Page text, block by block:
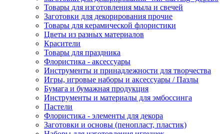
Товары для изготовления мыла и свечей
Заготовки для декорирования прочие
Товары для керамической флористики
Цветы из разных материалов
Красители
Товары для праздника
Флористика - аксессуары
Инструменты и принадлежности для творчества
Игры, игровые наборы и аксессуары / Пазлы
Бумага и бумажная продукция
Инструменты и материалы для эмбоссинга
Пастели
Флористика - элементы для декора
Заготовки и основы (пенопласт, пластик)